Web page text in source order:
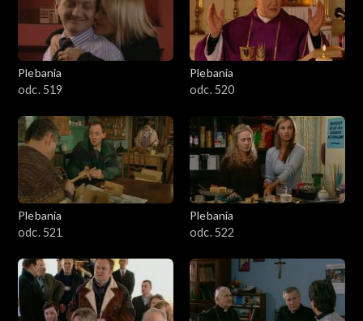
Plebania
odc. 519
Plebania
odc. 520
Plebania
odc. 521
Plebania
odc. 522